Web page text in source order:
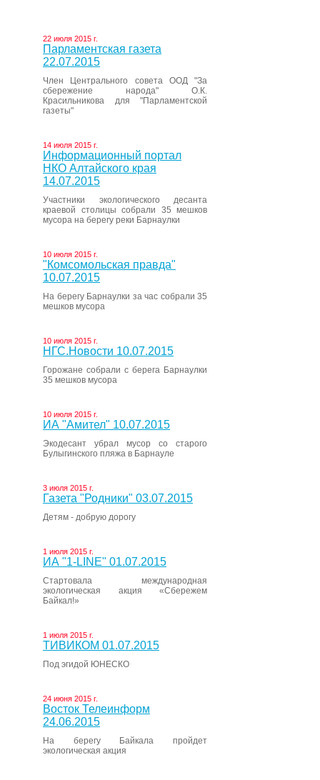
22 июля 2015 г.
Парламентская газета
22.07.2015
Член Центрального совета ООД "За
сбережение народа" О.К.
Красильникова для "Парламентской
газеты"
14 июля 2015 г.
Информационный портал
НКО Алтайского края
14.07.2015
Участники экологического десанта
краевой столицы собрали 35 мешков
мусора на берегу реки Барнаулки
10 июля 2015 г.
"Комсомольская правда"
10.07.2015
На берегу Барнаулки за час собрали 35
мешков мусора
10 июля 2015 г.
НГС.Новости 10.07.2015
Горожане собрали с берега Барнаулки
35 мешков мусора
10 июля 2015 г.
ИА "Амител" 10.07.2015
Экодесант убрал мусор со старого
Булыгинского пляжа в Барнауле
3 июля 2015 г.
Газета "Родники" 03.07.2015
Детям - добрую дорогу
1 июля 2015 г.
ИА "1-LINE" 01.07.2015
Стартовала международная
экологическая акция «Сбережем
Байкал!»
1 июля 2015 г.
ТИВИКОМ 01.07.2015
Под эгидой ЮНЕСКО
24 июня 2015 г.
Восток Телеинформ
24.06.2015
На берегу Байкала пройдет
экологическая акция